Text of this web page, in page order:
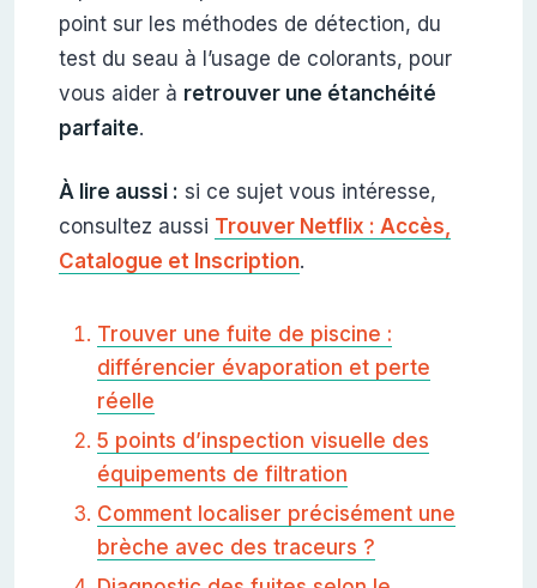
point sur les méthodes de détection, du
test du seau à l’usage de colorants, pour
vous aider à retrouver une étanchéité
parfaite.
À lire aussi : si ce sujet vous intéresse,
consultez aussi Trouver Netflix : Accès,
Catalogue et Inscription.
Trouver une fuite de piscine :
différencier évaporation et perte
réelle
5 points d’inspection visuelle des
équipements de filtration
Comment localiser précisément une
brèche avec des traceurs ?